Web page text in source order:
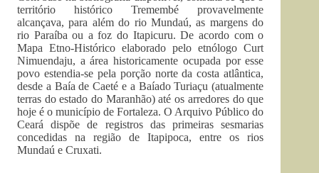
território histórico Tremembé provavelmente
alcançava, para além do rio Mundaú, as margens do
rio Paraíba ou a foz do Itapicuru. De acordo com o
Mapa Etno-Histórico elaborado pelo etnólogo Curt
Nimuendaju, a área historicamente ocupada por esse
povo estendia-se pela porção norte da costa atlântica,
desde a Baía de Caeté e a Baíado Turiaçu (atualmente
terras do estado do Maranhão) até os arredores do que
hoje é o município de Fortaleza. O Arquivo Público do
Ceará dispõe de registros das primeiras sesmarias
concedidas na região de Itapipoca, entre os rios
Mundaú e Cruxati.